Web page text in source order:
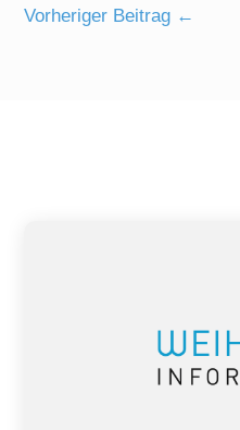
←
Vorheriger Beitrag